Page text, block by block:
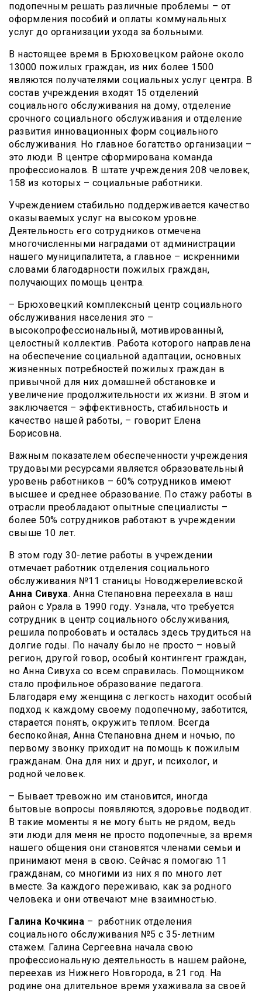
подопечным решать различные проблемы – от
оформления пособий и оплаты коммунальных
услуг до организации ухода за больными.
В настоящее время в Брюховецком районе около
13000 пожилых граждан, из них более 1500
являются получателями социальных услуг центра. В
состав учреждения входят 15 отделений
социального обслуживания на дому, отделение
срочного социального обслуживания и отделение
развития инновационных форм социального
обслуживания. Но главное богатство организации –
это люди. В центре сформирована команда
профессионалов. В штате учреждения 208 человек,
158 из которых – социальные работники.
Учреждением стабильно поддерживается качество
оказываемых услуг на высоком уровне.
Деятельность его сотрудников отмечена
многочисленными наградами от администрации
нашего муниципалитета, а главное – искренними
словами благодарности пожилых граждан,
получающих помощь центра.
– Брюховецкий комплексный центр социального
обслуживания населения это –
высокопрофессиональный, мотивированный,
целостный коллектив. Работа которого направлена
на обеспечение социальной адаптации, основных
жизненных потребностей пожилых граждан в
привычной для них домашней обстановке и
увеличение продолжительности их жизни. В этом и
заключается – эффективность, стабильность и
качество нашей работы, – говорит Елена
Борисовна.
Важным показателем обеспеченности учреждения
трудовыми ресурсами является образовательный
уровень работников – 60% сотрудников имеют
высшее и среднее образование. По стажу работы в
отрасли преобладают опытные специалисты –
более 50% сотрудников работают в учреждении
свыше 10 лет.
В этом году 30-летие работы в учреждении
отмечает работник отделения социального
обслуживания №11 станицы Новоджерелиевской
Анна Сивуха. Анна Степановна переехала в наш
район с Урала в 1990 году. Узнала, что требуется
сотрудник в центр социального обслуживания,
решила попробовать и осталась здесь трудиться на
долгие годы. По началу было не просто – новый
регион, другой говор, особый контингент граждан,
но Анна Сивуха со всем справилась. Помощником
стало профильное образование педагога.
Благодаря ему женщина с легкость находит особый
подход к каждому своему подопечному, заботится,
старается понять, окружить теплом. Всегда
беспокойная, Анна Степановна днем и ночью, по
первому звонку приходит на помощь к пожилым
гражданам. Она для них и друг, и психолог, и
родной человек.
– Бывает тревожно им становится, иногда
бытовые вопросы появляются, здоровье подводит.
В такие моменты я не могу быть не рядом, ведь
эти люди для меня не просто подопечные, за время
нашего общения они становятся членами семьи и
принимают меня в свою. Сейчас я помогаю 11
гражданам, со многими из них я по много лет
вместе. За каждого переживаю, как за родного
человека и они отвечают мне взаимностью.
Галина Кочкина – работник отделения
социального обслуживания №5 с 35-летним
стажем. Галина Сергеевна начала свою
профессиональную деятельность в нашем районе,
переехав из Нижнего Новгорода, в 21 год. На
родине она длительное время ухаживала за своей